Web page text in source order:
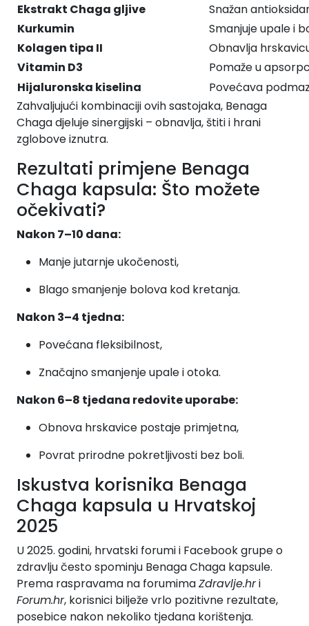
Ekstrakt Chaga gljive
Snažan
Kurkumin
Smanjuje upale i
Kolagen tipa II
Obnavlja
Vitamin D3
Pomaže u
Hijaluronska kiselina
Povećava
Zahvaljujući kombinaciji ovih sastojaka, Benaga
Chaga djeluje sinergijski – obnavlja, štiti i hrani
zglobove iznutra.
Rezultati primjene Benaga
Chaga kapsula: Što možete
očekivati?
Nakon 7–10 dana:
Manje jutarnje ukočenosti,
Blago smanjenje bolova kod kretanja.
Nakon 3–4 tjedna:
Povećana fleksibilnost,
Značajno smanjenje upale i otoka.
Nakon 6–8 tjedana redovite uporabe:
Obnova hrskavice postaje primjetna,
Povrat prirodne pokretljivosti bez boli.
Iskustva korisnika Benaga
Chaga kapsula u Hrvatskoj
2025
U 2025. godini, hrvatski forumi i Facebook grupe o
zdravlju često spominju Benaga Chaga kapsule.
Prema raspravama na forumimaZdravlje.hri
Forum.hr, korisnici bilježe vrlo pozitivne rezultate,
posebice nakon nekoliko tjedana korištenja.